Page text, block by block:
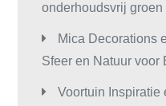
onderhoudsvrij
Mica Decorations
Sfeer en Natuur voor
Voortuin Inspiratie